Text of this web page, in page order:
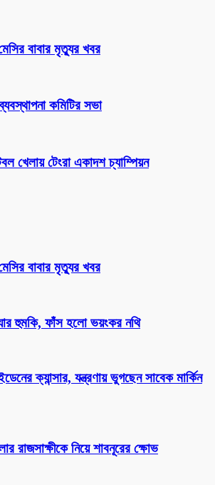
বাবার মৃত্যুর খবর
কমিটির সভা
খেলায় টেংরা একাদশ চ্যাম্পিয়ন
বাবার মৃত্যুর খবর
হুমকি, ফাঁস হলো ভয়ংকর নথি
ক্যান্সার, যন্ত্রণায় ভুগছেন সাবেক মার্কিন
রাজসাক্ষীকে নিয়ে শাবনূরের ক্ষোভ